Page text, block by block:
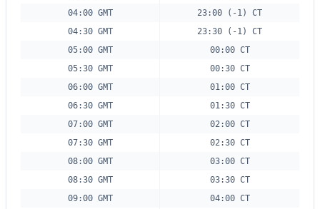
04:00 GMT
23:00 (-1) CT
04:30 GMT
23:30 (-1) CT
05:00 GMT
00:00 CT
05:30 GMT
00:30 CT
06:00 GMT
01:00 CT
06:30 GMT
01:30 CT
07:00 GMT
02:00 CT
07:30 GMT
02:30 CT
08:00 GMT
03:00 CT
08:30 GMT
03:30 CT
09:00 GMT
04:00 CT